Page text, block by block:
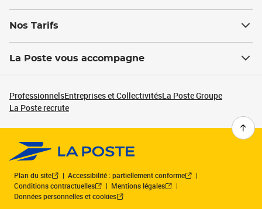
Nos Tarifs
La Poste vous accompagne
ProfessionnelsEntreprises et CollectivitésLa Poste Groupe
La Poste recrute
Plan du site
Accessibilité : partiellement conforme
Conditions contractuelles
Mentions légales
Données personnelles et cookies